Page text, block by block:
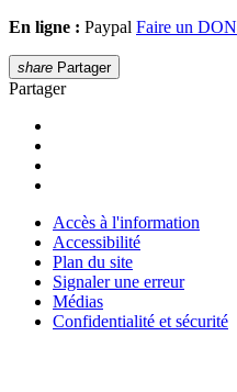
En ligne : Paypal Faire un DON
share Partager
Partager
Accès à l'information
Accessibilité
Plan du site
Signaler une erreur
Médias
Confidentialité et sécurité